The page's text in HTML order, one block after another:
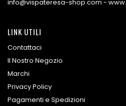
info@vispateresa-shop.com -
LINK UTILI
Contattaci
Il Nostro Negozio
Marchi
Privacy Policy
Pagamenti e Spedizioni